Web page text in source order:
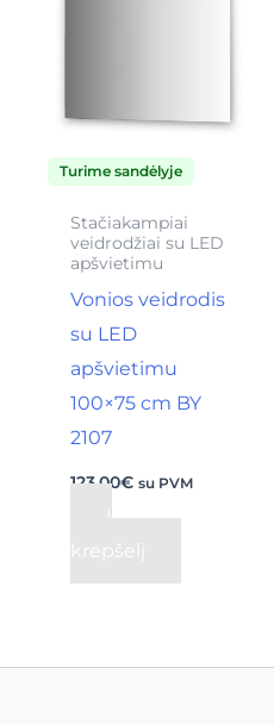
Turime sandėlyje
Stačiakampiai
veidrodžiai su LED
apšvietimu
Vonios veidrodis
su LED
apšvietimu
100×75 cm BY
2107
123,00€ su PVM
Į
krepšelį